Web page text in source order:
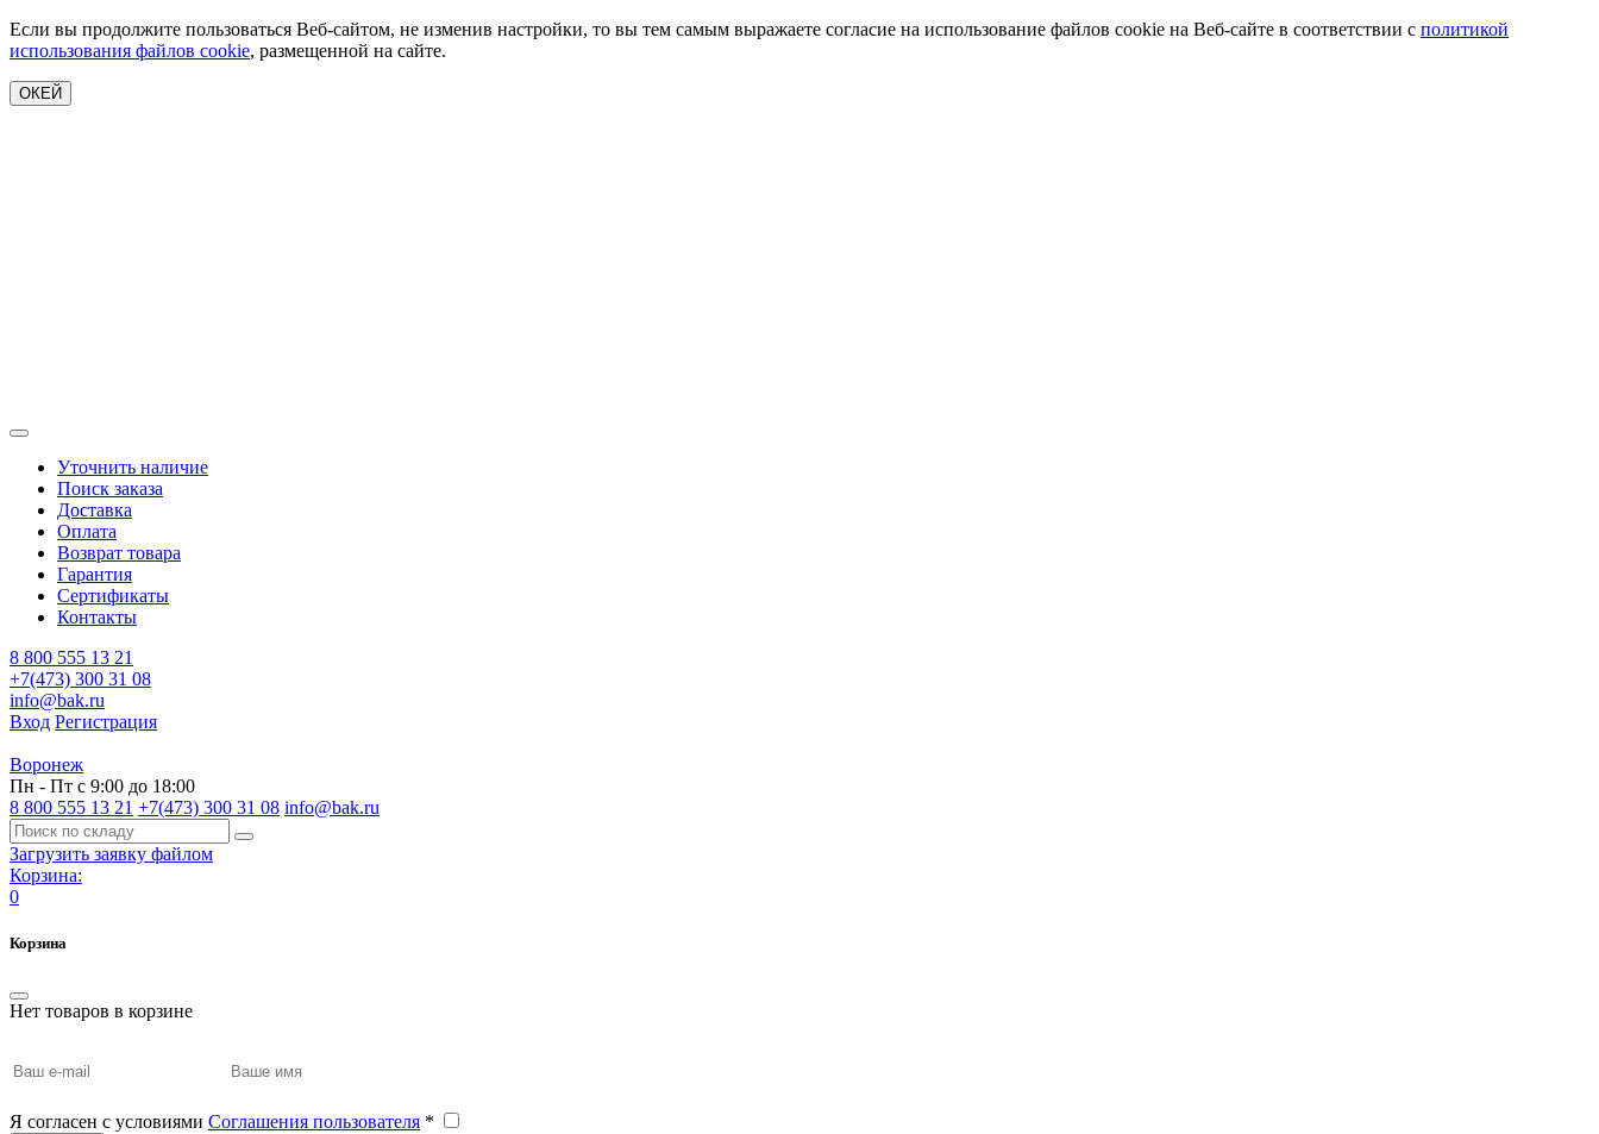
Если вы продолжите пользоваться Веб-сайтом, не изменив настройки, то вы тем самым выражаете согласие на использование файлов cookie на Веб-сайте в соответствии с политикой
использования файлов cookie, размещенной на сайте.
ОКЕЙ
Уточнить наличие
Поиск заказа
Доставка
Оплата
Возврат товара
Гарантия
Сертификаты
Контакты
8 800 555 13 21
+7(473) 300 31 08
info@bak.ru
Вход Регистрация
Воронеж
Пн - Пт с 9:00 до 18:00
8 800 555 13 21 +7(473) 300 31 08 info@bak.ru
Загрузить заявку файлом
Корзина:
0
Корзина
Нет товаров в корзине
Я согласен с условиями Соглашения пользователя *